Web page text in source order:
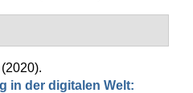
(2020).
in der digitalen Welt: